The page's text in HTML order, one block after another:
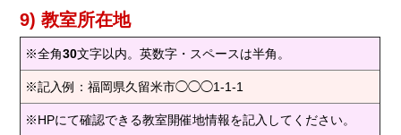
9) 教室所在地
※全角30文字以内。英数字・スペースは半角。
※記入例：福岡県久留米市◯◯◯1-1-1
※HPにて確認できる教室開催地情報を記入してください。